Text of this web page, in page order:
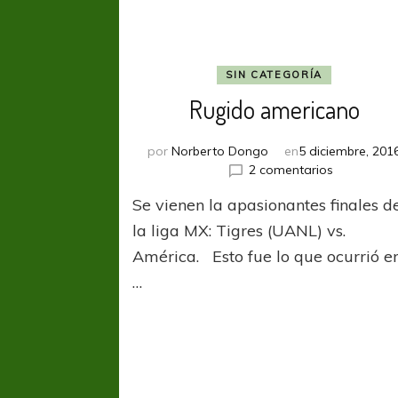
SIN CATEGORÍA
Rugido americano
porNorberto Dongo en5 diciembre,
2 comentariosen
americano
Se vienen la apasionantes finales
la liga MX: Tigres (UANL) vs.
América. Esto fue lo que ocurrió
…